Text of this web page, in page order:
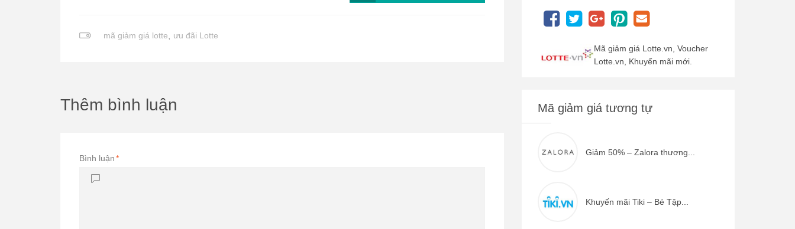
mã giảm giá lotte, ưu đãi Lotte
Thêm bình luận
Bình luận*
Mã giảm giá Lotte.vn, Voucher
Lotte.vn, Khuyến mãi mới.
Mã giảm giá tương tự
Giảm 50% – Zalora thương...
Khuyến mãi Tiki – Bé Tập...